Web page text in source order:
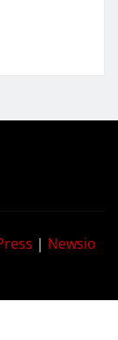
| Newsio